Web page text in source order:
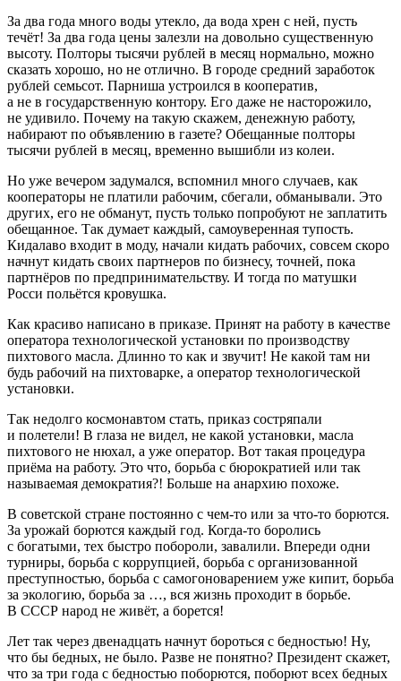
За два года много воды утекло, да вода хрен с ней, пусть
течёт! За два года цены залезли на довольно существенную
высоту. Полторы тысячи рублей в месяц нормально, можно
сказать хорошо, но не отлично. В городе средний заработок
рублей семьсот. Парниша устроился в кооператив,
а не в государственную контору. Его даже не насторожило,
не удивило. Почему на такую скажем, денежную работу,
набирают по объявлению в газете? Обещанные полторы
тысячи рублей в месяц, временно вышибли из колеи.
Но уже вечером задумался, вспомнил много случаев, как
кооператоры не платили рабочим, сбегали, обманывали. Это
других, его не обманут, пусть только попробуют не заплатить
обещанное. Так думает каждый, самоуверенная тупость.
Кидалаво входит в моду, начали кидать рабочих, совсем скоро
начнут кидать своих партнеров по бизнесу, точней, пока
партнёров по предпринимательству. И тогда по матушки
Росси польётся кровушка.
Как красиво написано в приказе. Принят на работу в качестве
оператора технологической установки по производству
пихтового масла. Длинно то как и звучит! Не какой там ни
будь рабочий на пихтоварке, а оператор технологической
установки.
Так недолго космонавтом стать, приказ состряпали
и полетели! В глаза не видел, не какой установки, масла
пихтового не нюхал, а уже оператор. Вот такая процедура
приёма на работу. Это что, борьба с бюрократией или так
называемая демократия?! Больше на анархию похоже.
В советской стране постоянно с чем-то или за что-то борются.
За урожай борются каждый год. Когда-то боролись
с богатыми, тех быстро побороли, завалили. Впереди одни
турниры, борьба с коррупцией, борьба с организованной
преступностью, борьба с самогоноварением уже кипит, борьба
за экологию, борьба за …, вся жизнь проходит в борьбе.
В СССР народ не живёт, а борется!
Лет так через двенадцать начнут бороться с бедностью! Ну,
что бы бедных, не было. Разве не понятно? Президент скажет,
что за три года с бедностью поборются, поборют всех бедных